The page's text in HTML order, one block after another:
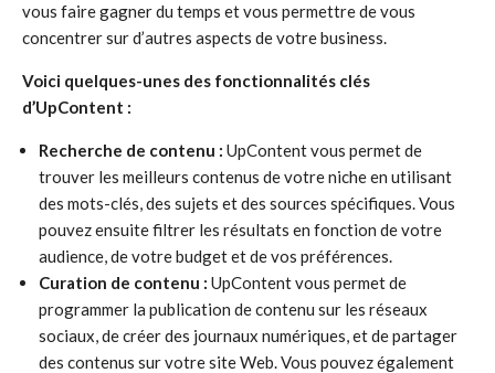
vous faire gagner du temps et vous permettre de vous
concentrer sur d’autres aspects de votre business.
Voici quelques-unes des fonctionnalités clés
d’UpContent :
Recherche de contenu : UpContent vous permet de
trouver les meilleurs contenus de votre niche en utilisant
des mots-clés, des sujets et des sources spécifiques. Vous
pouvez ensuite filtrer les résultats en fonction de votre
audience, de votre budget et de vos préférences.
Curation de contenu : UpContent vous permet de
programmer la publication de contenu sur les réseaux
sociaux, de créer des journaux numériques, et de partager
des contenus sur votre site Web. Vous pouvez également